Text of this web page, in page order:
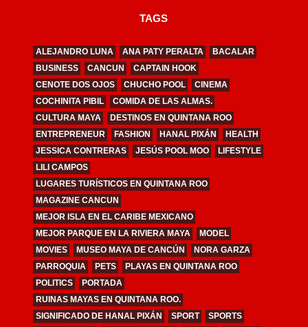
TAGS
ALEJANDRO LUNA ANA PATY PERALTA
BACALAR
BUSINESS
CANCUN
CAPTAIN HOOK
CENOTE DOS OJOS
CHUCHO POOL
CINEMA
COCHINITA PIBIL
COMIDA DE LAS ALMAS.
CULTURA MAYA
DESTINOS EN QUINTANA ROO
ENTREPRENEUR
FASHION HANAL PIXÁN
HEALTH
JESSICA CONTRERAS
JESÚS POOL MOO
LIFESTYLE
LILI CAMPOS
LUGARES TURÍSTICOS EN QUINTANA ROO
MAGAZINE CANCUN
MEJOR ISLA EN EL CARIBE MEXICANO
MEJOR PARQUE EN LA RIVIERA MAYA
MODEL
MOVIES
MUSEO MAYA DE CANCÚN
NORA GARZA
PARROQUIA
PETS
PLAYAS EN QUINTANA ROO
POLITICS
PORTADA
RUINAS MAYAS EN QUINTANA ROO.
SIGNIFICADO DE HANAL PIXÁN
SPORT SPORTS